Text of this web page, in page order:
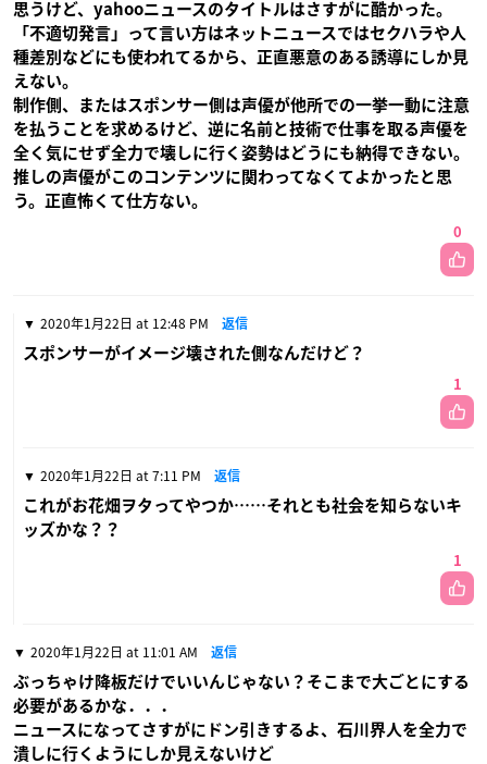
思うけど、yahooニュースのタイトルはさすがに酷かった。
「不適切発言」って言い方はネットニュースではセクハラや人
種差別などにも使われてるから、正直悪意のある誘導にしか見
えない。
制作側、またはスポンサー側は声優が他所での一挙一動に注意
を払うことを求めるけど、逆に名前と技術で仕事を取る声優を
全く気にせず全力で壊しに行く姿勢はどうにも納得できない。
推しの声優がこのコンテンツに関わってなくてよかったと思
う。正直怖くて仕方ない。
0
2020年1月22日 at 12:48 PM 返信
スポンサーがイメージ壊された側なんだけど？
1
2020年1月22日 at 7:11 PM 返信
これがお花畑ヲタってやつか……それとも社会を知らないキ
ッズかな？？
1
2020年1月22日 at 11:01 AM 返信
ぶっちゃけ降板だけでいいんじゃない？そこまで大ごとにする
必要があるかな．．．
ニュースになってさすがにドン引きするよ、石川界人を全力で
潰しに行くようにしか見えないけど